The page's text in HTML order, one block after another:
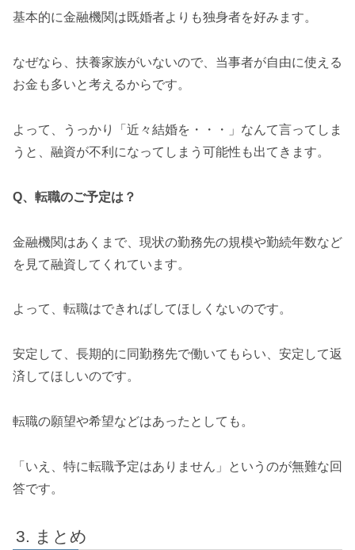
基本的に金融機関は既婚者よりも独身者を好みます。
なぜなら、扶養家族がいないので、当事者が自由に使える
お金も多いと考えるからです。
よって、うっかり「近々結婚を・・・」なんて言ってしま
うと、融資が不利になってしまう可能性も出てきます。
Q、転職のご予定は？
金融機関はあくまで、現状の勤務先の規模や勤続年数など
を見て融資してくれています。
よって、転職はできればしてほしくないのです。
安定して、長期的に同勤務先で働いてもらい、安定して返
済してほしいのです。
転職の願望や希望などはあったとしても。
「いえ、特に転職予定はありません」というのが無難な回
答です。
まとめ